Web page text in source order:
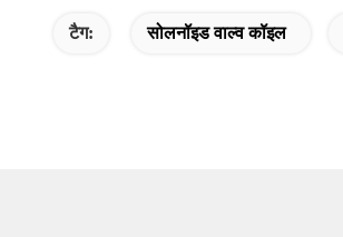
टैग: सोलनॉइड वाल्व कॉइल